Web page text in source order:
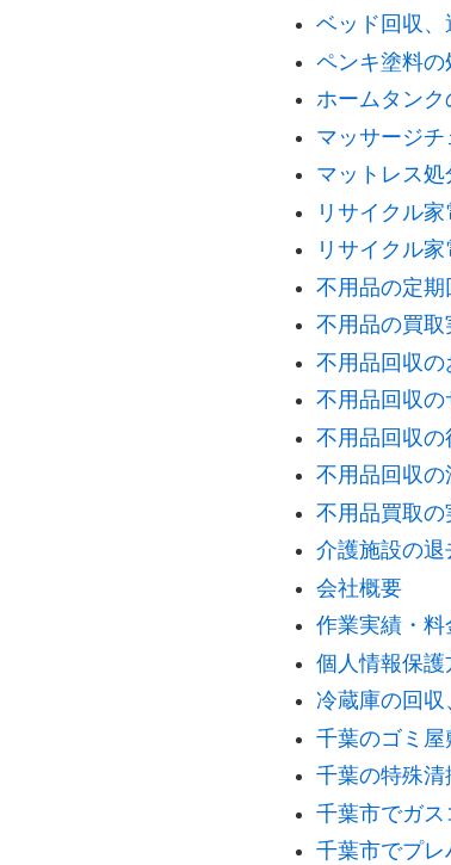
ベッド回収
ペンキ塗料の
ホームタン
マッサージチ
マットレス処
リサイクル
リサイクル家
不用品の定期
不用品の買取
不用品回収の
不用品回収
不用品回収
不用品回収の
不用品買取の
介護施設の退
会社概要
作業実績・料
個人情報保護
冷蔵庫の回
千葉のゴミ
千葉の特殊
千葉市でガ
千葉市でプ